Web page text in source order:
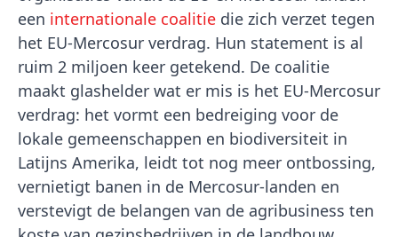
een internationale coalitie die zich verzet tegen
het EU-Mercosur verdrag. Hun statement is al
ruim 2 miljoen keer getekend. De coalitie
maakt glashelder wat er mis is het EU-Mercosur
verdrag: het vormt een bedreiging voor de
lokale gemeenschappen en biodiversiteit in
Latijns Amerika, leidt tot nog meer ontbossing,
vernietigt banen in de Mercosur-landen en
verstevigt de belangen van de agribusiness ten